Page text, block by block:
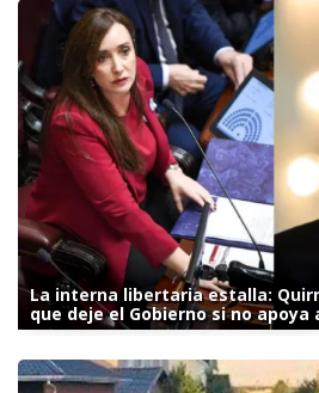
La interna libertaria estalla:
que deje el Gobierno si no apoya